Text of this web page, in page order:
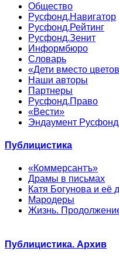
Общество
Русфонд.Навигатор
Русфонд.Рейтинг
Русфонд.Зенит
Информбюро
Словарь
«Дети вместо
Наши авторы
Партнеры
Русфонд.Право
«Вести»
Эндаумент
Публицистика
«Коммерсантъ»
Драмы в письмах
Катя Богунова и её
Мародеры
Жизнь.
Публицистика. Архив